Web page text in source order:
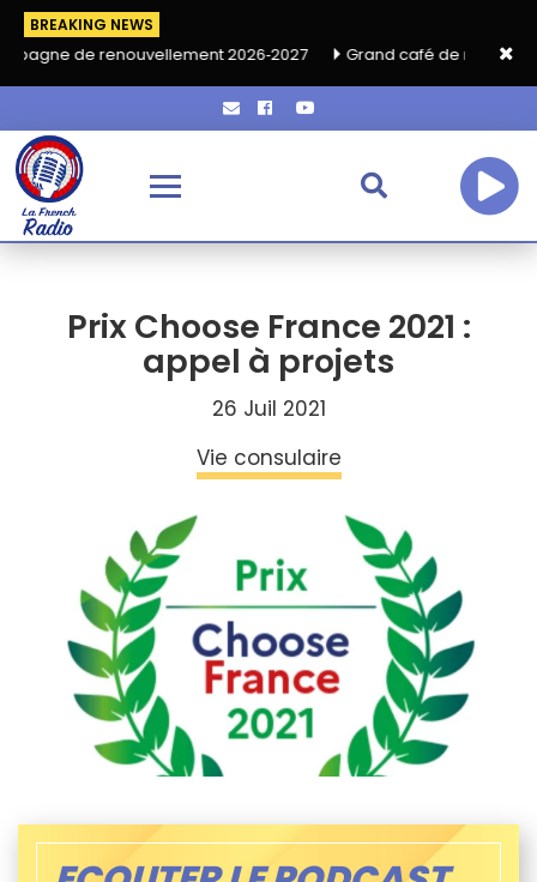
BREAKING NEWS
2026‑2027 Grand café de rentrée HKA le
Prix Choose France 2021 :
appel à projets
26 Juil 2021
Vie consulaire